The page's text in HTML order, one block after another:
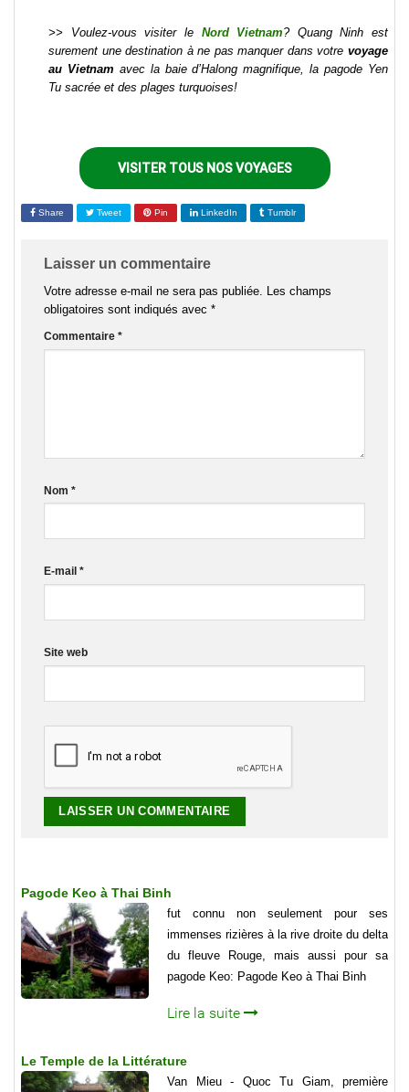
>> Voulez-vous visiter le Nord Vietnam? Quang Ninh est
surement une destination à ne pas manquer dans votre voyage
au Vietnam avec la baie d’Halong magnifique, la pagode Yen
Tu sacrée et des plages turquoises!
VISITER TOUS NOS VOYAGES
Share Tweet Pin LinkedIn Tumblr
Laisser un commentaire
Votre adresse e-mail ne sera pas publiée. Les champs
obligatoires sont indiqués avec *
Commentaire *
Nom *
E-mail *
Site web
Pagode Keo à Thai Binh
fut connu non seulement pour ses
immenses rizières à la rive droite du delta
du fleuve Rouge, mais aussi pour sa
pagode Keo: Pagode Keo à Thai Binh
Lire la suite
Le Temple de la Littérature
Van Mieu - Quoc Tu Giam, première